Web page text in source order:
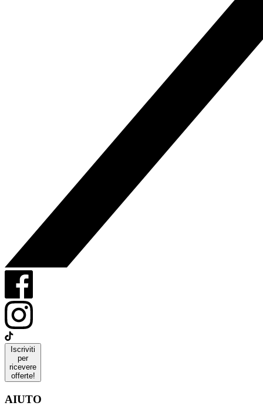
Iscriviti
per
ricevere
offerte!
AIUTO